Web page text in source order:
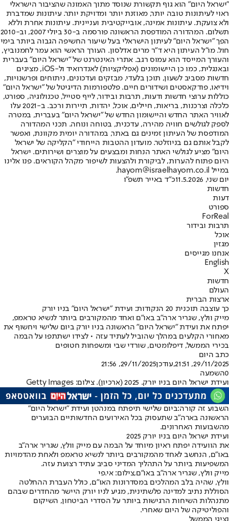
"ישראל היום" הוא גוף תקשורת שנוסד מתוך האמונה שהציבור הישראלי
ראוי לעיתונות טובה יותר, מאוזנת יותר ומדויקת יותר. עיתונות שמדברת
ולא צועקת. עיתונות אמינה, אובייקטיבית ועניינית. עיתונות אחרת וללא
תשלום. המהדורה המודפסת הראשונה פורסמה ב-30 ביולי 2007, וב-2010
הפך "ישראל היום" לעיתון הישראלי בעל שיעור החשיפה הגבוה ביותר בימי
חול. מו"ל העיתון היא ד"ר מרים אדלסון. העורך הראשי הוא עמר לחמנוביץ,
והעורך המייסד הוא עמוס רגב. אתרי האינטרנט של "ישראל היום" בעברית
ובאנגלית, כמו כן היישומונים (אפליקציות) לאנדרואיד ול-iOS, מציגים
חדשות מסביב לשעון, תוכן בלעדי, מבזקים ועדכונים, ניתוחים ופרשנויות,
וידיאו, פודקאסטים ושידורים חיים. פלטפורמות הדיגיטל של "ישראל היום"
כוללות ערוצי חדשות ודעות, תרבות ובידור, לייף סטייל, טכנולוגיה, ספורט,
כלכלה וצרכנות, בריאות, חיילים, אוכל, יהדות, תיירות ורכב. ב-2021 עלו
לאוויר האתר החדש והיישומון החדש של "ישראל היום" בעברית, במטרה
לספק לגולשים חוויה מהירה, עדכנית, בטוחה ונוחה. תכני המהדורה
המודפסת של העיתון זמינים גם באתר, במהדורה יומית מקוונת, ואפשר
לקבל אותם גם בניוזלטר. מועדון ההטבות הייחודי "הקליקה של ישראל
היום" מציע לגולשי האתר הנחות ומבצעים על מוצרים ושירותים. ישראל
היום פתוח להערות, לביקורת ולהצעות לשיפור מקהל הקוראים. פנו אלינו
במייל hayom@israelhayom.co.il.
יום שני, 11.5.2026
כ"ד באייר תשפ"ו
חדשות
דעות
ספורט
ForReal
תרבות ובידור
אוכל
מגזין
אנחנו מגייסים
English
X
חדשות
העולם
ארצות הברית
כך עוצבה תוכנית 20 הנקודות: ועידת "ישראל היום" בניו יורק
מייק וולץ, שגריר ארה"ב באו"ם ואחד מהמקורבים ביותר לנשיא טראמפ,
יפתח את ועידת "ישראל היום" הראשונה בניו יורק ביום שלישי ויחשוף את
מאחורי הקלעים במהלך שהוביל לעתיד עזה • לצידו ישתתפו על הבמה
בכירי הממשל, דיפלומטים, שורדי שבי ומשפחות חטופים
כתב היום
29/11/2025, 21:51
,עודכן29/11/2025, 21:56
0השמעה
ועידת ישראל היום בניו יורק. 2025 (ארכיון). צילום: Getty Images
השבוע זה קורה:ביום שלישי תיפתח במנהטן ועידת "ישראל היום"
הראשונה בארה"ב שתעסוק בכל האירועים החדשותיים הבוערים
מהשבועות האחרונים.
ועידת ישראל היום בניו יורק 2025
את הוועידה יפתח ראיון מיוחד על הבמה עם מייק וולץ, שגריר ארה"ב
באו"ם, הנחשב לאחד מהמקורבים ביותר לנשיא טראמפ ולאחת מהדמויות
המשפיעות ביותר על התהליך המדיני סביב עתיד רצועת עזה.
מייק וולץ, שגריר ארה"ב באו"ם,צילום: אי.פי
וולץ, שהיה בלב המהלכים במסדרונות האו"ם, כולל העברת ההחלטה
הסוללת נתיב למדינה פלשתינית, מגיע לניו יורק היישר מהחדרים שבהם
מתנהלות השיחות הרגישות ביותר על הסדרי הביטחון, השיקום
והפוליטיקה של היום שאחרי.